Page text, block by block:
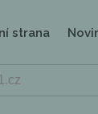
strana